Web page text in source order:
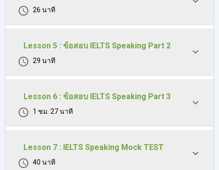
26 นาที
Lesson 5 : ข้อสอบ IELTS Speaking Part 2
29 นาที
Lesson 6 : ข้อสอบ IELTS Speaking Part 3
1 ชม. 27 นาที
Lesson 7 : IELTS Speaking Mock TEST
40 นาที